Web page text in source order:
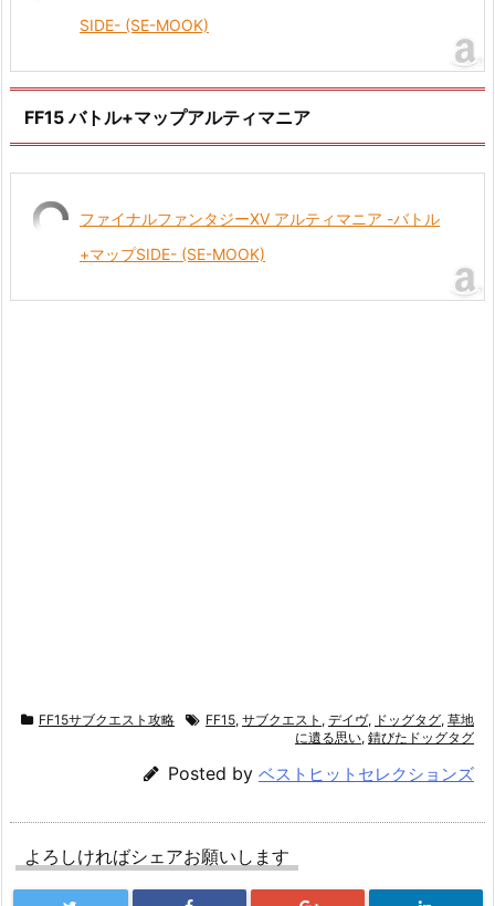
SIDE- (SE-MOOK)
FF15 バトル+マップアルティマニア
ファイナルファンタジーXV アルティマニア -バトル
+マップSIDE- (SE-MOOK)
FF15サブクエスト攻略 FF15, サブクエスト , デイヴ, ドッグタグ, 草地
に遺る思い, 錆びたドッグタグ
Posted by ベストヒットセレクションズ
よろしければシェアお願いします